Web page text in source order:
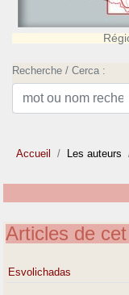
Recherche / Cerca :
Accueil Les auteurs
Articles de
Esvolichadas